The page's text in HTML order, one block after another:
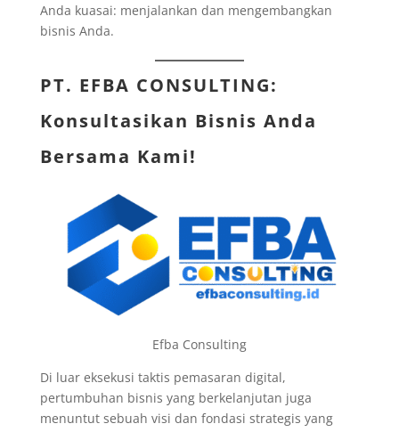
Anda kuasai: menjalankan dan mengembangkan
bisnis Anda.
PT. EFBA CONSULTING:
Konsultasikan Bisnis Anda
Bersama Kami!
Efba Consulting
Di luar eksekusi taktis pemasaran digital,
pertumbuhan bisnis yang berkelanjutan juga
menuntut sebuah visi dan fondasi strategis yang